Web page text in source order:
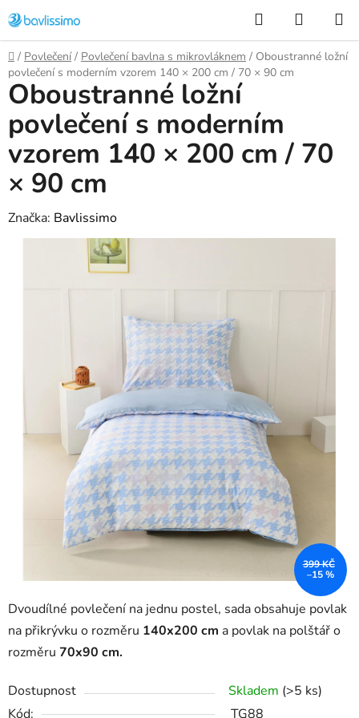
na
obsah
Hledat
KOŠÍK
Domů
/ Povlečení / Povlečení bavlna s mikrovláknem / Oboustranné ložní
povlečení s moderním vzorem 140 × 200 cm / 70 × 90 cm
Dvoudílné povlečení na jednu postel, sada obsahuje povlak
na přikrývku o rozměru 140x200 cm a povlak na polštářo
rozměru 70x90 cm.
Dostupnost Skladem (>5 ks)
Kód:
TG88
Oboustranné ložní
povlečení s moderním
vzorem 140 × 200 cm / 70
× 90 cm
Značka: Bavlissimo
399 KČ
–15 %